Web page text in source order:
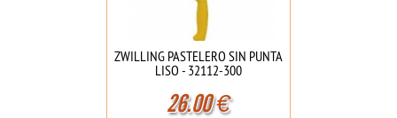
ZWILLING PASTELERO SIN PUNTA
LISO - 32112-300
26.00€